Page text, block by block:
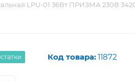
LPU-01 36Вт ПРИЗМА 230В
Код товара:11872